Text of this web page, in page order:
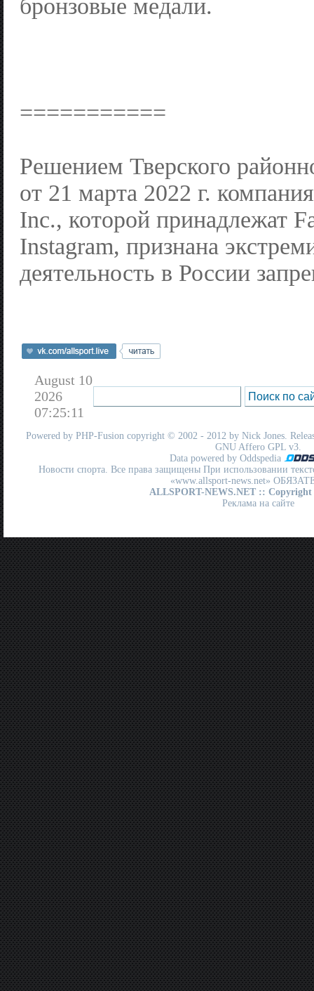
бронзовые медали.
===========
Решением Тверского
от 21 марта 2022 г.
Inc., которой принадлежат
Instagram, признана
деятельность в России
August 10
2026
07:25:11
Powered by PHP-Fusion copyright © 2002 - 2012 by Nick Jones.
GNU Affero GPL v3.
Data powered by Oddspedia
Новости спорта. Все права защищены При использовании
«www.allsport-news.net»
ALLSPORT-NEWS.NET :: Copyright
Реклама на сайте